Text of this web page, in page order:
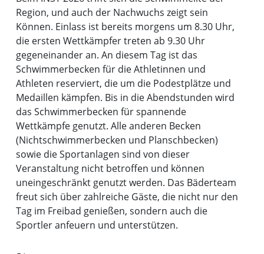
Region, und auch der Nachwuchs zeigt sein
Können. Einlass ist bereits morgens um 8.30 Uhr,
die ersten Wettkämpfer treten ab 9.30 Uhr
gegeneinander an. An diesem Tag ist das
Schwimmerbecken für die Athletinnen und
Athleten reserviert, die um die Podestplätze und
Medaillen kämpfen. Bis in die Abendstunden wird
das Schwimmerbecken für spannende
Wettkämpfe genutzt. Alle anderen Becken
(Nichtschwimmerbecken und Planschbecken)
sowie die Sportanlagen sind von dieser
Veranstaltung nicht betroffen und können
uneingeschränkt genutzt werden. Das Bäderteam
freut sich über zahlreiche Gäste, die nicht nur den
Tag im Freibad genießen, sondern auch die
Sportler anfeuern und unterstützen.